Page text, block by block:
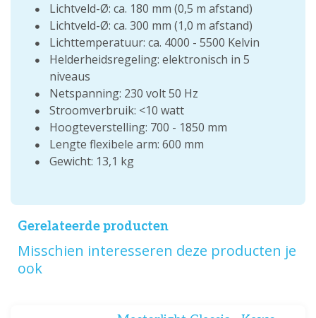
Lichtveld-Ø: ca. 180 mm (0,5 m afstand)
Lichtveld-Ø: ca. 300 mm (1,0 m afstand)
Lichttemperatuur: ca. 4000 - 5500 Kelvin
Helderheidsregeling: elektronisch in 5
niveaus
Netspanning: 230 volt 50 Hz
Stroomverbruik: <10 watt
Hoogteverstelling: 700 - 1850 mm
Lengte flexibele arm: 600 mm
Gewicht: 13,1 kg
Gerelateerde producten
Misschien interesseren deze producten je
ook